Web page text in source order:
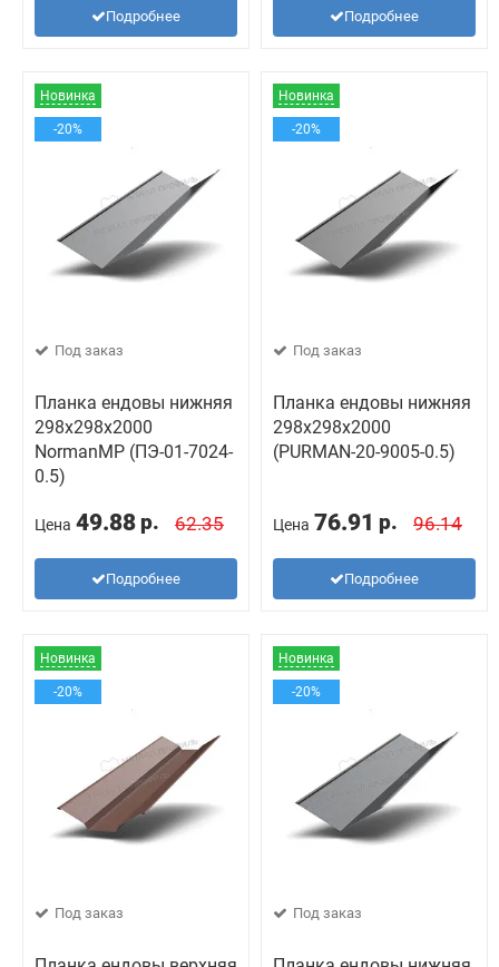
Подробнее Подробнее
Новинка
-20%
Под заказ
Планка ендовы нижняя
298х298х2000
NormanMP (ПЭ-01-7024-
0.5)
Цена 49.88 р. 62.35
Подробнее
Новинка
-20%
Под заказ
Планка ендовы нижняя
298х298х2000
(PURMAN-20-9005-0.5)
Цена 76.91 р. 96.14
Подробнее
Новинка
-20%
Под заказ
Новинка
-20%
Под заказ